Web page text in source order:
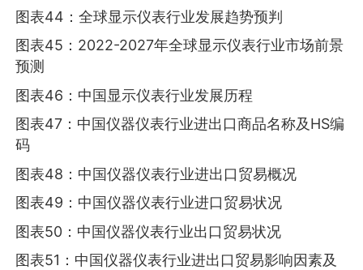
图表44：全球显示仪表行业发展趋势预判
图表45：2022-2027年全球显示仪表行业市场前景
预测
图表46：中国显示仪表行业发展历程
图表47：中国仪器仪表行业进出口商品名称及HS编
码
图表48：中国仪器仪表行业进出口贸易概况
图表49：中国仪器仪表行业进口贸易状况
图表50：中国仪器仪表行业出口贸易状况
图表51：中国仪器仪表行业进出口贸易影响因素及